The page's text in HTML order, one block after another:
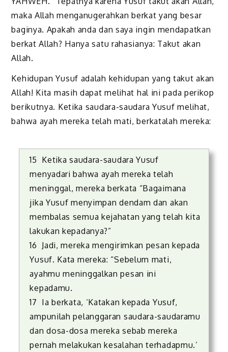
maka Allah menganugerahkan berkat yang besar
baginya. Apakah anda dan saya ingin mendapatkan
berkat Allah? Hanya satu rahasianya: Takut akan
Allah.
Kehidupan Yusuf adalah kehidupan yang takut akan
Allah! Kita masih dapat melihat hal ini pada perikop
berikutnya. Ketika saudara-saudara Yusuf melihat,
bahwa ayah mereka telah mati, berkatalah mereka:
15 Ketika saudara-saudara Yusuf
menyadari bahwa ayah mereka telah
meninggal, mereka berkata “Bagaimana
jika Yusuf menyimpan dendam dan akan
membalas semua kejahatan yang telah kita
lakukan kepadanya?”
16 Jadi, mereka mengirimkan pesan kepada
Yusuf. Kata mereka: “Sebelum mati,
ayahmu meninggalkan pesan ini
kepadamu.
17 Ia berkata, ‘Katakan kepada Yusuf,
ampunilah pelanggaran saudara-saudaramu
dan dosa-dosa mereka sebab mereka
pernah melakukan kesalahan terhadapmu.’